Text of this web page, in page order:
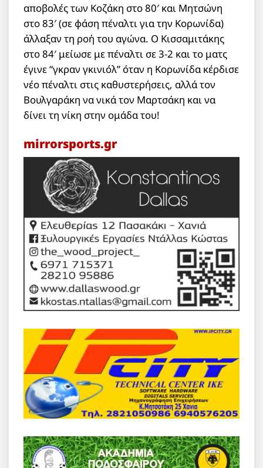
αποβολές των Κοζάκη στο 80′ και Μητσώνη
στο 83′ (σε φάση πέναλτι για την Κορωνίδα)
άλλαξαν τη ροή του αγώνα. Ο Κισσαμιτάκης
στο 84′ μείωσε με πέναλτι σε 3-2 και το ματς
έγινε “γκραν γκινιόλ” όταν η Κορωνίδα κέρδισε
νέο πέναλτι στις καθυστερήσεις, αλλά τον
Βουλγαράκη να νικά τον Μαρτσάκη και να
δίνει τη νίκη στην ομάδα του!
mirrorsports.gr